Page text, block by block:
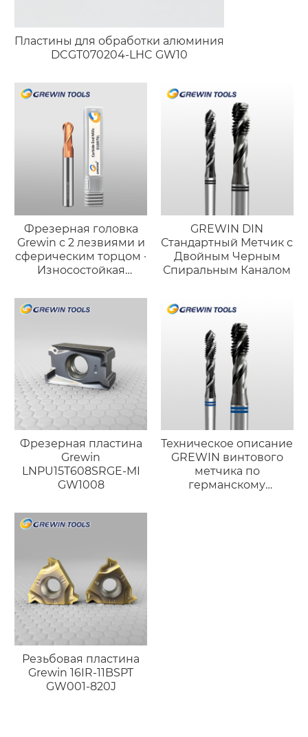
Пластины для обработки алюминия
DCGT070204-LHC GW10
Фрезерная головка
Grewin с 2 лезвиями и
сферическим торцом ·
Износостойкая
GREWIN DIN
Стандартный Метчик с
Двойным Черным
Спиральным Каналом
Фрезерная пластина
Grewin
LNPU15T608SRGE-MI
GW1008
Техническое описание
GREWIN винтового
метчика по
германскому
Резьбовая пластина
Grewin 16IR-11BSPT
GW001-820J